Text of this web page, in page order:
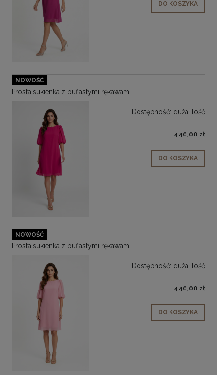
DO KOSZYKA
Prosta sukienka z bufiastymi rękawami
Dostępność: duża ilość
440,00 zł
DO KOSZYKA
NOWOŚĆ
Prosta sukienka z bufiastymi rękawami
Dostępność: duża ilość
440,00 zł
DO KOSZYKA
NOWOŚĆ